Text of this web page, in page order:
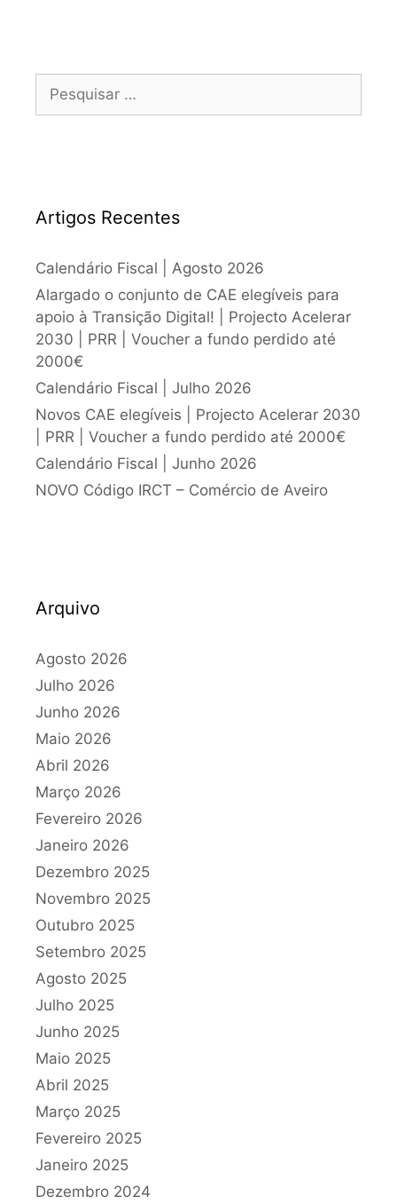
Artigos Recentes
Calendário Fiscal | Agosto 2026
Alargado o conjunto de CAE elegíveis para
apoio à Transição Digital! | Projecto Acelerar
2030 | PRR | Voucher a fundo perdido até
2000€
Calendário Fiscal | Julho 2026
Novos CAE elegíveis | Projecto Acelerar 2030
| PRR | Voucher a fundo perdido até 2000€
Calendário Fiscal | Junho 2026
NOVO Código IRCT – Comércio de Aveiro
Arquivo
Agosto 2026
Julho 2026
Junho 2026
Maio 2026
Abril 2026
Março 2026
Fevereiro 2026
Janeiro 2026
Dezembro 2025
Novembro 2025
Outubro 2025
Setembro 2025
Agosto 2025
Julho 2025
Junho 2025
Maio 2025
Abril 2025
Março 2025
Fevereiro 2025
Janeiro 2025
Dezembro 2024